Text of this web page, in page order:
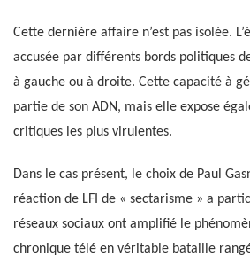
Cette dernière affaire n’est pas isolée.
accusée par différents bords politiques
à gauche ou à droite. Cette capacité à
partie de son ADN, mais elle expose
critiques les plus virulentes.
Dans le cas présent, le choix de Paul
réaction de LFI de « sectarisme » a
réseaux sociaux ont amplifié le
chronique télé en véritable bataille